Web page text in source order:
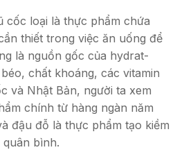
cốc loại là thực phẩm chứa
thiết trong việc ăn uống để
là nguồn gốc của hydrat-
chất khoáng, các vitamin
và Nhật Bản, người ta xem
chính từ hàng ngàn năm
đậu đỗ là thực phẩm tạo kiềm
bình.